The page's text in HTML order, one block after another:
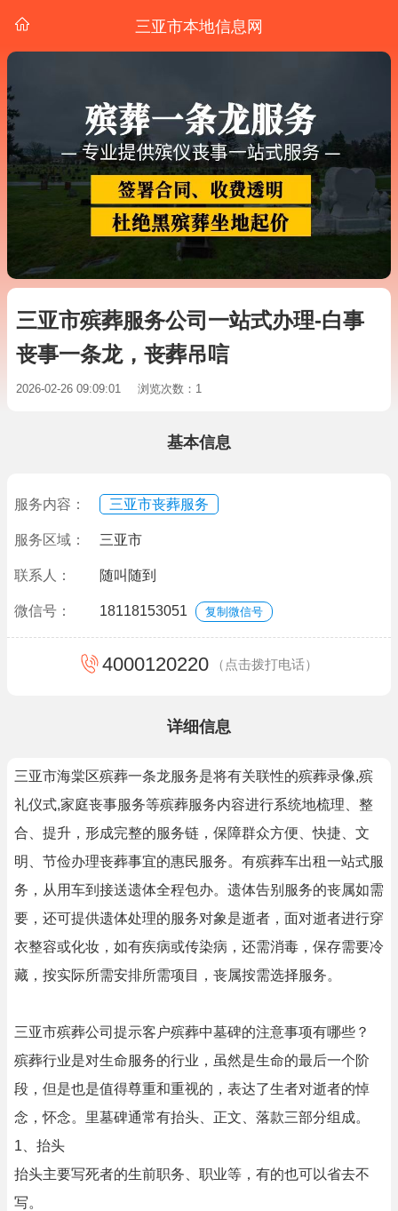
三亚市本地信息网
三亚市殡葬服务公司一站式办理-白事
丧事一条龙，丧葬吊唁
2026-02-26 09:09:01 浏览次数：1
基本信息
服务内容： 三亚市丧葬服务
服务区域： 三亚市
联系人： 随叫随到
微信号： 18118153051 复制微信号
4000120220 （点击拨打电话）
详细信息
三亚市海棠区殡葬一条龙服务是将有关联性的殡葬录像,殡
礼仪式,家庭丧事服务等殡葬服务内容进行系统地梳理、整
合、提升，形成完整的服务链，保障群众方便、快捷、文
明、节俭办理丧葬事宜的惠民服务。有殡葬车出租一站式服
务，从用车到接送遗体全程包办。遗体告别服务的丧属如需
要，还可提供遗体处理的服务对象是逝者，面对逝者进行穿
衣整容或化妆，如有疾病或传染病，还需消毒，保存需要冷
藏，按实际所需安排所需项目，丧属按需选择服务。
三亚市殡葬公司提示客户殡葬中墓碑的注意事项有哪些？
殡葬行业是对生命服务的行业，虽然是生命的最后一个阶
段，但是也是值得尊重和重视的，表达了生者对逝者的悼
念，怀念。里墓碑通常有抬头、正文、落款三部分组成。
1、抬头
抬头主要写死者的生前职务、职业等，有的也可以省去不
写。